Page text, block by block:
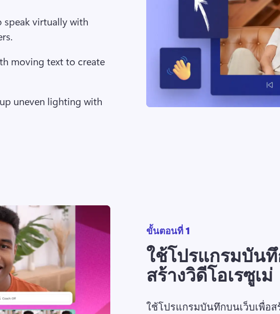
speak virtually with
moving text to create
uneven lighting with
ขั้นตอนที่ 1
ใช้โปรแกรมบัน
สร้างวิดีโอเรซูเม่
ใช้โปรแกรมบันทึกบนเว็บเพื่อ